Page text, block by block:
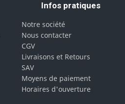
Infos pratiques
Notre société
Nous contacter
CGV
Livraisons et Retours
SAV
Moyens de paiement
Horaires d'ouverture